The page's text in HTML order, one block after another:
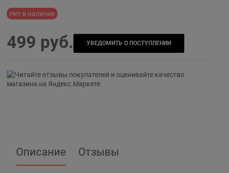
Нет в наличии
499 руб. УВЕДОМИТЬ О ПОСТУПЛЕНИИ
Описание Отзывы